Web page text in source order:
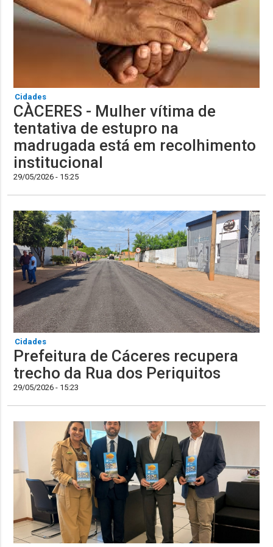
Cidades
CÀCERES - Mulher vítima de
tentativa de estupro na
madrugada está em recolhimento
institucional
29/05/2026 - 15:25
Cidades
Prefeitura de Cáceres recupera
trecho da Rua dos Periquitos
29/05/2026 - 15:23